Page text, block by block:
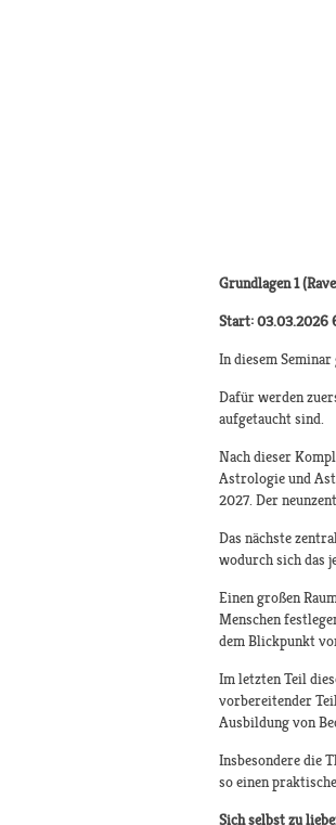
Grundlagen 1
Start: 03.03.2026
In diesem
Dafür werden
aufgetaucht sind.
Nach dieser
Astrologie und
2027. Der
Das nächste
wodurch sich das
Einen großen
Menschen
dem Blickpunkt
Im letzten Teil
vorbereitender
Ausbildung von
Insbesondere die
so einen
Sich selbst zu